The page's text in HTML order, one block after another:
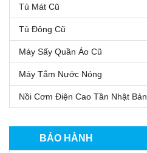
Tủ Mát Cũ
Tủ Đông Cũ
Máy Sấy Quần Áo Cũ
Máy Tắm Nước Nóng
Nồi Cơm Điện Cao Tần Nhật Bản
BẢO HÀNH